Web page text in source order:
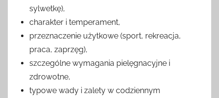
sylwetkę),
charakter i temperament,
przeznaczenie użytkowe (sport, rekreacja,
praca, zaprzęg),
szczególne wymagania pielęgnacyjne i
zdrowotne,
typowe wady i zalety w codziennym